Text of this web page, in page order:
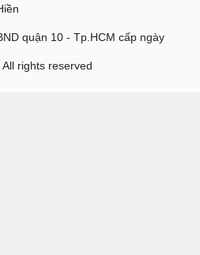
quận 10 - Tp.HCM cấp ngày
rights reserved